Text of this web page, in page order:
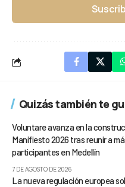
Quizás también te
Voluntare avanza en la
Manifiesto 2026 tras reunir a
participantes en Medellín
7 DE AGOSTO DE 2026
La nueva regulación europea